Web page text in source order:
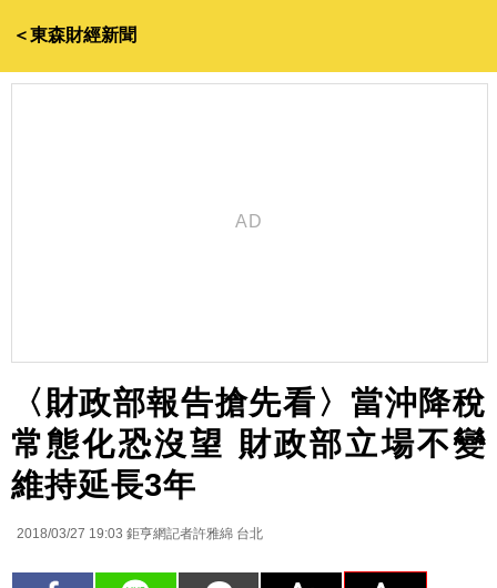
＜東森財經新聞
〈財政部報告搶先看〉當沖降稅
常態化恐沒望 財政部立場不變
維持延長3年
2018/03/27 19:03 鉅亨網記者許雅綿 台北